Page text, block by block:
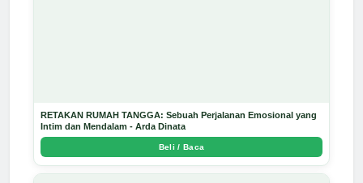
RETAKAN RUMAH TANGGA: Sebuah Perjalanan Emosional yang
Intim dan Mendalam - Arda Dinata
Beli / Baca